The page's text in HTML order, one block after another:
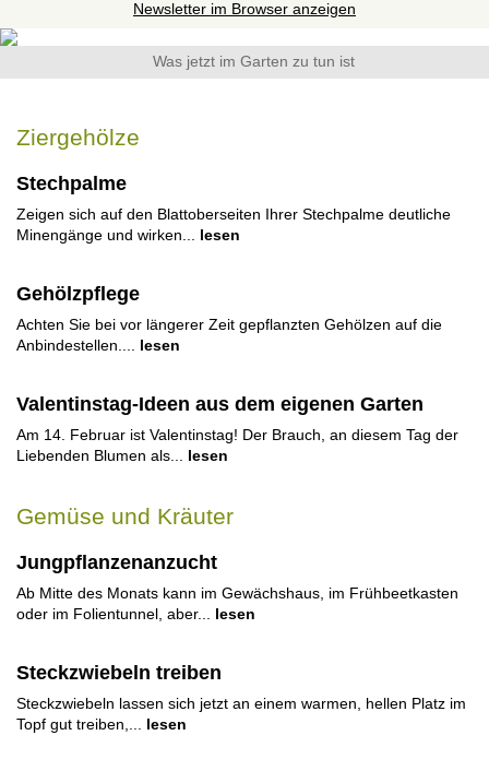
Newsletter im Browser anzeigen
Was jetzt im Garten zu tun ist
Ziergehölze
Stechpalme
Zeigen sich auf den Blattoberseiten Ihrer Stechpalme deutliche
Minengänge und wirken...
lesen
Gehölzpflege
Achten Sie bei vor längerer Zeit gepflanzten Gehölzen auf die
Anbindestellen....
lesen
Valentinstag-Ideen aus dem eigenen Garten
Am 14. Februar ist Valentinstag! Der Brauch, an diesem Tag der
Liebenden Blumen als...
lesen
Gemüse und Kräuter
Jungpflanzenanzucht
Ab Mitte des Monats kann im Gewächshaus, im Frühbeetkasten
oder im Folientunnel, aber...
lesen
Steckzwiebeln treiben
Steckzwiebeln lassen sich jetzt an einem warmen, hellen Platz im
Topf gut treiben,...
lesen